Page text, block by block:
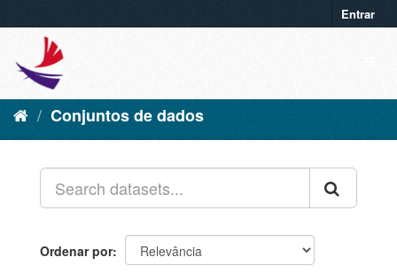
Entrar
Conjuntos de dados
Ordenar por